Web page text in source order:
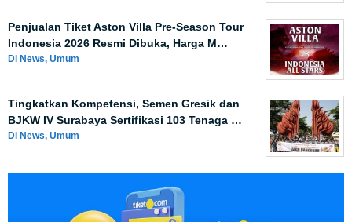
Penjualan Tiket Aston Villa Pre-Season Tour
Indonesia 2026 Resmi Dibuka, Harga M…
Di News, Umum
Tingkatkan Kompetensi, Semen Gresik dan
BJKW IV Surabaya Sertifikasi 103 Tenaga …
Di News, Umum